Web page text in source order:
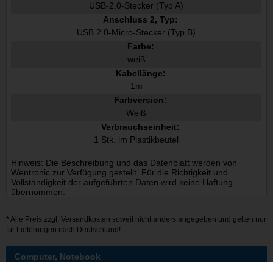
USB-2.0-Stecker (Typ A)
Anschluss 2, Typ:
USB 2.0-Micro-Stecker (Typ B)
Farbe:
weiß
Kabellänge:
1m
Farbversion:
Weiß
Verbrauchseinheit:
1 Stk. im Plastikbeutel
Hinweis: Die Beschreibung und das Datenblatt werden von
Wentronic zur Verfügung gestellt. Für die Richtigkeit und
Vollständigkeit der aufgeführten Daten wird keine Haftung
übernommen.
* Alle Preis zzgl. Versandkosten soweit nicht anders angegeben und gelten nur
für Lieferungen nach Deutschland!
Computer, Notebook